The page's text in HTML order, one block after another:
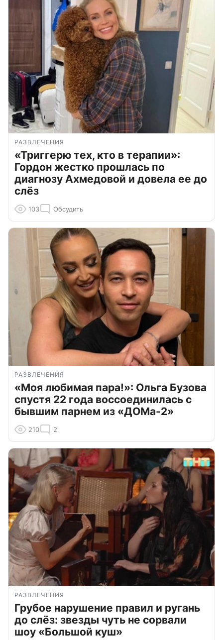
РАЗВЛЕЧЕНИЯ
«Триггерю тех, кто в терапии»:
Гордон жестко прошлась по
диагнозу Ахмедовой и довела ее до
слёз
103 Обсудить
РАЗВЛЕЧЕНИЯ
«Моя любимая пара!»: Ольга Бузова
спустя 22 года воссоединилась с
бывшим парнем из «ДОМа-2»
210 2
РАЗВЛЕЧЕНИЯ
Грубое нарушение правил и ругань
до слёз: звезды чуть не сорвали
шоу «Большой куш»